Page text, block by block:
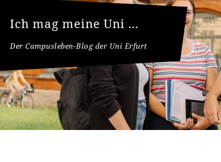
Ich mag meine Uni ...
Der Campusleben-Blog der Uni Erfurt